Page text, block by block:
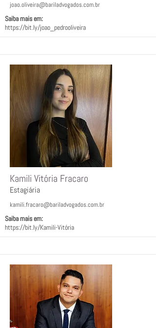
joao.oliveira@bariladvogados.com.br
Saiba mais em:ﾠ
https://bit.ly/joao_pedrooliveira
Kamili Vitória Fracaro
Estagiária
kamili.fracaro@bariladvogados.com.br
Saiba mais em:
https://bit.ly/Kamili-Vitória